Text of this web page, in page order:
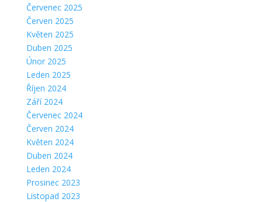
Červenec 2025
Červen 2025
Květen 2025
Duben 2025
Únor 2025
Leden 2025
Říjen 2024
Září 2024
Červenec 2024
Červen 2024
Květen 2024
Duben 2024
Leden 2024
Prosinec 2023
Listopad 2023